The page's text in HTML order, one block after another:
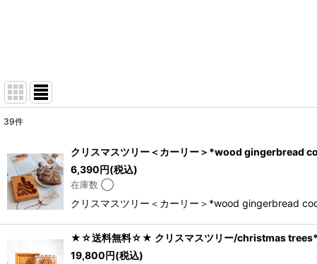
並び順:
39件
クリスマスツリー＜カーリー＞*wood gingerbread
6,390円(税込)
在庫数 ◯
クリスマスツリー＜カーリー＞*wood gingerbread
★☆送料無料☆★ クリスマスツリー/christmas
19,800円(税込)